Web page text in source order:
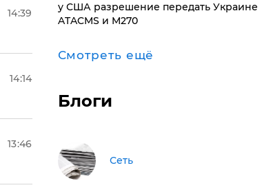
14:39
14:14
13:46
у США разрешение передать Украине
ATACMS и M270
Смотреть ещё
Блоги
Сеть